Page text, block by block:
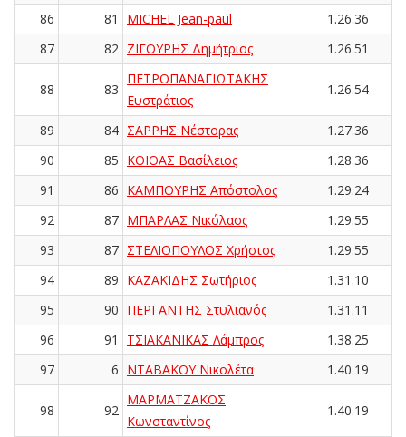
86
81 MICHEL Jean-paul
1.26.36
87
82 ΖΙΓΟΥΡΗΣ Δημήτριος 1.26.51
88 83
ΠΕΤΡΟΠΑΝΑΓΙΩΤΑΚΗΣ
Ευστράτιος
1.26.54
89 84 ΣΑΡΡΗΣ Νέστορας
1.27.36
90
85 ΚΟΪΘΑΣ Βασίλειος
1.28.36
91
86 ΚΑΜΠΟΥΡΗΣ Απόστολος
1.29.24
92
87 ΜΠΑΡΛΑΣ Νικόλαος
1.29.55
93
87 ΣΤΕΛΙΟΠΟΥΛΟΣ Χρήστος
1.29.55
94
89 ΚΑΖΑΚΙΔΗΣ Σωτήριος
1.31.10
95
90 ΠΕΡΓΑΝΤΗΣ Στυλιανός
1.31.11
96
91 ΤΣΙΑΚΑΝΙΚΑΣ Λάμπρος
1.38.25
97
6 ΝΤΑΒΑΚΟΥ Νικολέτα 1.40.19
98 92
ΜΑΡΜΑΤΖΑΚΟΣ
Κωνσταντίνος
1.40.19